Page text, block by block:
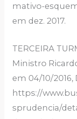
mativo-
em dez. 2017.
TERCEIRA
Ministro
em 04/10/2016,
https://
sprudencia/